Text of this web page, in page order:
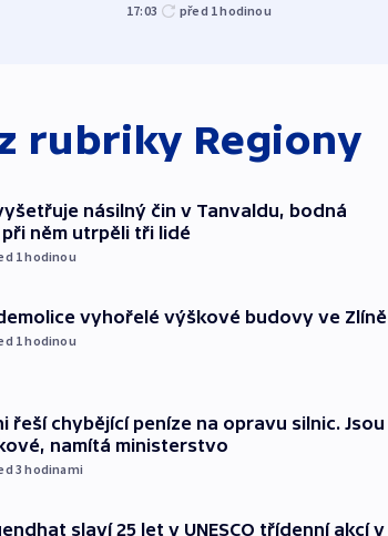
17:03 před 1hodinou
rubriky Regiony
násilný čin v Tanvaldu, bodná
něm utrpěli tři lidé
1hodinou
vyhořelé výškové budovy ve Zlíně
1hodinou
řeší chybějící peníze na opravu silnic. Jsou
namítá ministerstvo
3hodinami
slaví 25 let v UNESCO třídenní akcí v